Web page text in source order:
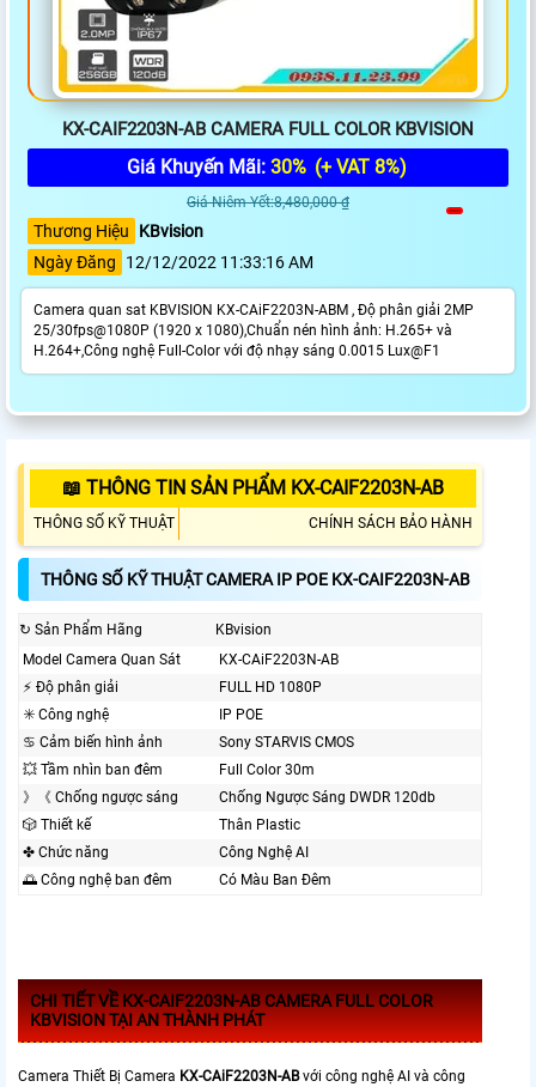
KX-CAIF2203N-AB CAMERA FULL COLOR KBVISION
Giá Khuyến Mãi: 30% (+ VAT 8%)
Giá Niêm Yết:8,480,000 ₫
Thương Hiệu
KBvision
Ngày Đăng
12/12/2022 11:33:16 AM
Camera quan sat KBVISION KX-CAiF2203N-ABM , Độ phân giải 2MP
25/30fps@1080P (1920 x 1080),Chuẩn nén hình ảnh: H.265+ và
H.264+,Công nghệ Full-Color với độ nhạy sáng 0.0015 Lux@F1
📖 THÔNG TIN SẢN PHẨM KX-CAIF2203N-AB
THÔNG SỐ KỸ THUẬT CHÍNH SÁCH BẢO HÀNH
THÔNG SỐ KỸ THUẬT CAMERA IP POE KX-CAIF2203N-AB
↻ Sản Phẩm Hãng
KBvision
Model Camera Quan Sát
KX-CAiF2203N-AB
️⚡ Độ phân giải
FULL HD 1080P
✳️ Công nghệ
IP POE
♋ Cảm biến hình ảnh
Sony STARVIS CMOS
💥 Tầm nhìn ban đêm
Full Color 30m
》《 Chống ngược sáng
Chống Ngược Sáng DWDR 120db
🎲 Thiết kế
Thân Plastic
✤ Chức năng
Công Nghệ AI
🌅 Công nghệ ban đêm
Có Màu Ban Đêm
CHI TIẾT VỀ KX-CAIF2203N-AB CAMERA FULL COLOR
KBVISION TẠI AN THÀNH PHÁT
Camera Thiết Bị Camera KX-CAiF2203N-ABvới công nghệ AI và công